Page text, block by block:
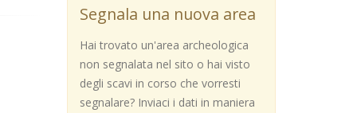
Segnala una nuova area
Hai trovato un'area archeologica
non segnalata nel sito o hai visto
degli scavi in corso che vorresti
segnalare? Inviaci i dati in maniera